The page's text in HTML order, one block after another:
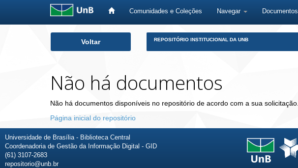
Comunidades e Coleções Navegar Documentos
Voltar REPOSITÓRIO INSTITUCIONAL DA UNB
Não há documentos
Não há documentos disponíveis no repositório de acordo com a sua solicitação.
Página inicial do repositório
Universidade de Brasília - Biblioteca Central
Coordenadoria de Gestão da Informação Digital - GID
(61) 3107-2683
repositorio@unb.br